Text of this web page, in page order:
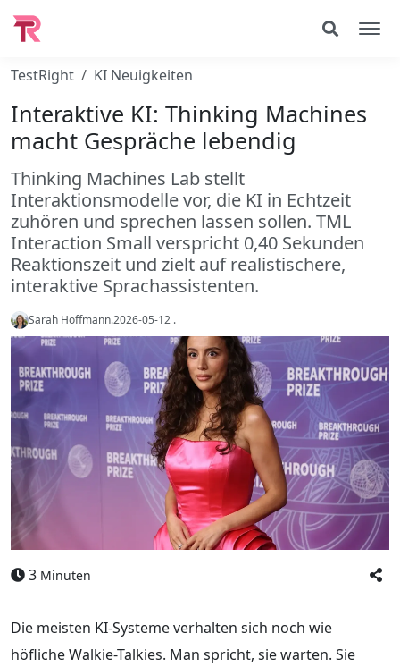
TestRight KI Neuigkeiten
Interaktive KI: Thinking Machines
macht Gespräche lebendig
Thinking Machines Lab stellt
Interaktionsmodelle vor, die KI in Echtzeit
zuhören und sprechen lassen sollen. TML
Interaction Small verspricht 0,40 Sekunden
Reaktionszeit und zielt auf realistischere,
interaktive Sprachassistenten.
Sarah Hoffmann.2026-05-12 .
3 Minuten
Die meisten KI-Systeme verhalten sich noch wie
höfliche Walkie-Talkies. Man spricht, sie warten. Sie